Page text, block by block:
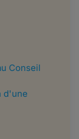
Conseil
d'une